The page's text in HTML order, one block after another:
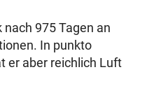
975 Tagen an
In punkto
er aber reichlich Luft